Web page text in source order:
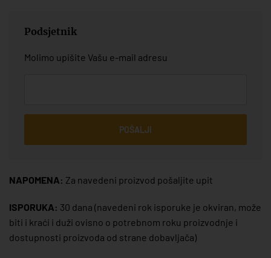
Podsjetnik
Molimo upišite Vašu e-mail adresu
POŠALJI
NAPOMENA: Za navedeni proizvod pošaljite upit
ISPORUKA: 30 dana (navedeni rok isporuke je okviran, može
biti i kraći i duži ovisno o potrebnom roku proizvodnje i
dostupnosti proizvoda od strane dobavljača)